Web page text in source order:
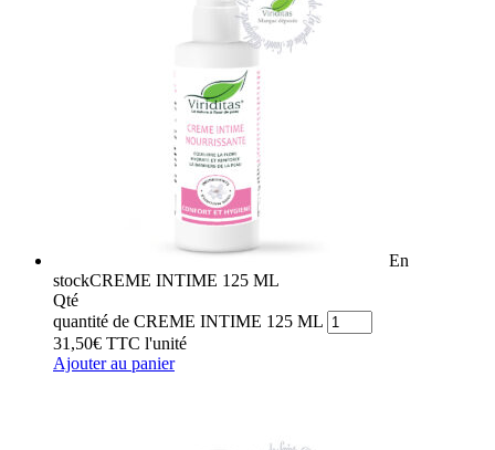
En
stockCREME INTIME 125 ML
Qté
quantité de CREME INTIME 125 ML
31,50€ TTC l'unité
Ajouter au panier